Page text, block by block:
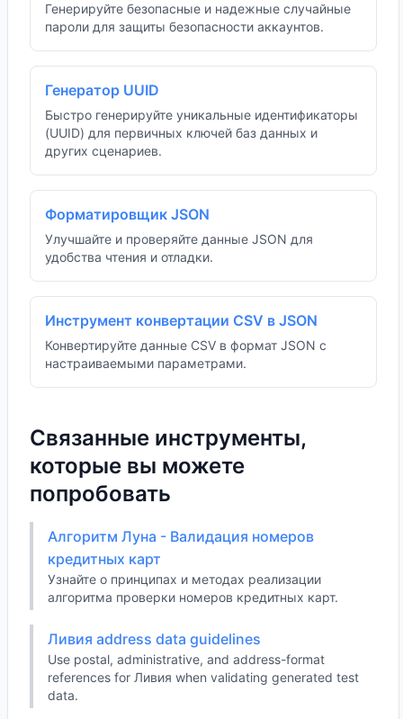
Генерируйте безопасные и надежные случайные
пароли для защиты безопасности аккаунтов.
Генератор UUID
Быстро генерируйте уникальные идентификаторы
(UUID) для первичных ключей баз данных и
других сценариев.
Форматировщик JSON
Улучшайте и проверяйте данные JSON для
удобства чтения и отладки.
Инструмент конвертации CSV в JSON
Конвертируйте данные CSV в формат JSON с
настраиваемыми параметрами.
Связанные инструменты,
которые вы можете
попробовать
Алгоритм Луна - Валидация номеров
кредитных карт
Узнайте о принципах и методах реализации
алгоритма проверки номеров кредитных карт.
Ливия address data guidelines
Use postal, administrative, and address-format
references for Ливия when validating generated test
data.